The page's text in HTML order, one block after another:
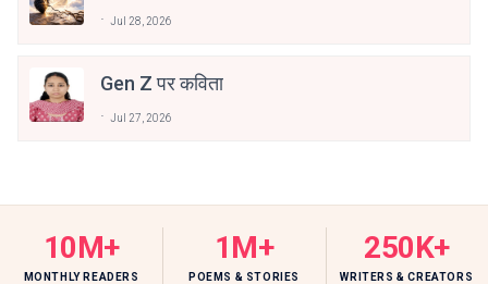
Jul 28, 2026
Gen Z पर कविता
Jul 27, 2026
10M+
MONTHLY READERS
1M+
POEMS & STORIES
250K+
WRITERS & CREATORS